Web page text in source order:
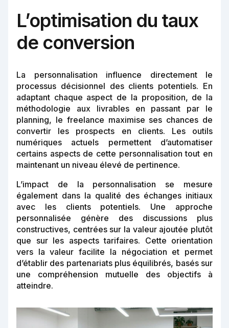
L’optimisation du taux
de conversion
La personnalisation influence directement le
processus décisionnel des clients potentiels. En
adaptant chaque aspect de la proposition, de la
méthodologie aux livrables en passant par le
planning, le freelance maximise ses chances de
convertir les prospects en clients. Les outils
numériques actuels permettent d’automatiser
certains aspects de cette personnalisation tout en
maintenant un niveau élevé de pertinence.
L’impact de la personnalisation se mesure
également dans la qualité des échanges initiaux
avec les clients potentiels. Une approche
personnalisée génère des discussions plus
constructives, centrées sur la valeur ajoutée plutôt
que sur les aspects tarifaires. Cette orientation
vers la valeur facilite la négociation et permet
d’établir des partenariats plus équilibrés, basés sur
une compréhension mutuelle des objectifs à
atteindre.